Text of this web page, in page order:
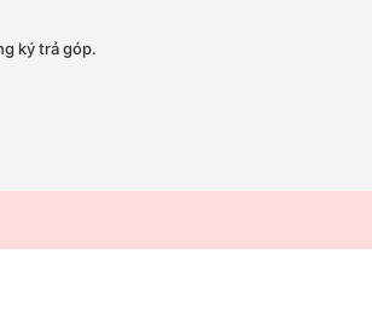
ký trả góp.